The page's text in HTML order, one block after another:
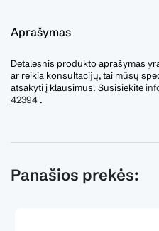
Aprašymas
Detalesnis produkto aprašymas
ar reikia konsultacijų, tai mūsų
atsakyti į klausimus. Susisiekite
42394 .
Panašios prekės: